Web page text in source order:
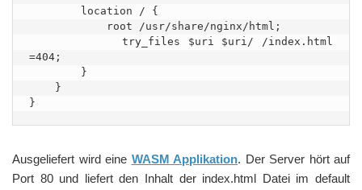
            try_files $uri $uri/ /index.html
=404;
}
Ausgeliefert wird eine WASM Applikation. Der Server hört auf
Port 80 und liefert den Inhalt der index.html Datei im default